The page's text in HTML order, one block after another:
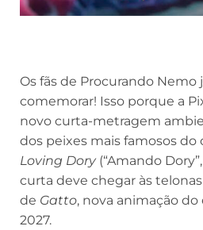
Os fãs de Procurando Nemo
comemorar! Isso porque a
novo curta-metragem
dos peixes mais famosos do
Loving Dory(“Amando
curta deve chegar às
de Gatto, nova animação
2027.